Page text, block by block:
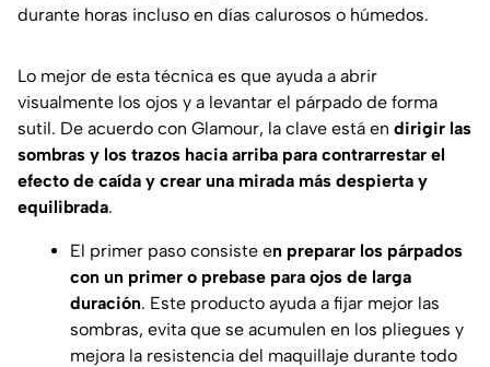
durante horas incluso en días calurosos o húmedos.
Lo mejor de esta técnica es que ayuda a abrir
visualmente los ojos y a levantar el párpado de forma
sutil. De acuerdo con Glamour, la clave está en dirigir las
sombras y los trazos hacia arriba para contrarrestar el
efecto de caída y crear una mirada más despierta y
equilibrada.
El primer paso consiste en preparar los párpados
con un primer o prebase para ojos de larga
duración. Este producto ayuda a fijar mejor las
sombras, evita que se acumulen en los pliegues y
mejora la resistencia del maquillaje durante todo